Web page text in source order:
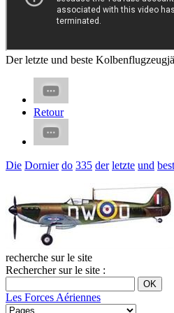
Der letzte und beste
Retour
Die Dornier do 335 der letzte und
recherche sur le site
Rechercher sur le site :
Les Forces Aériennes